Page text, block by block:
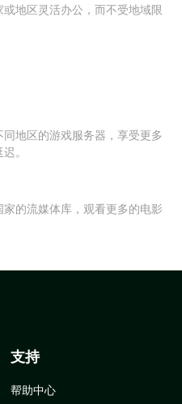
地区灵活办公，而不受地域限
地区的游戏服务器，享受更多
。
的流媒体库，观看更多的电影
支持
帮助中心